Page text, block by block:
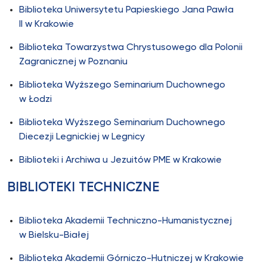
Biblioteka Uniwersytetu Papieskiego Jana Pawła
II w Krakowie
Biblioteka Towarzystwa Chrystusowego dla Polonii
Zagranicznej w Poznaniu
Biblioteka Wyższego Seminarium Duchownego
w Łodzi
Biblioteka Wyższego Seminarium Duchownego
Diecezji Legnickiej w Legnicy
Biblioteki i Archiwa u Jezuitów PME w Krakowie
BIBLIOTEKI TECHNICZNE
Biblioteka Akademii Techniczno-Humanistycznej
w Bielsku-Białej
Biblioteka Akademii Górniczo-Hutniczej w Krakowie